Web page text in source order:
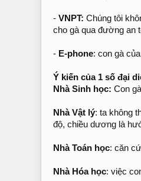
- VNPT: Chúng tôi
cho gà qua đường an
- E-phone: con gà
Ý kiến của 1 số đại
Nhà Sinh học: Con
Nhà Vật lý: ta không
độ, chiều dương là
Nhà Toán học: căn
Nhà Hóa học: việc